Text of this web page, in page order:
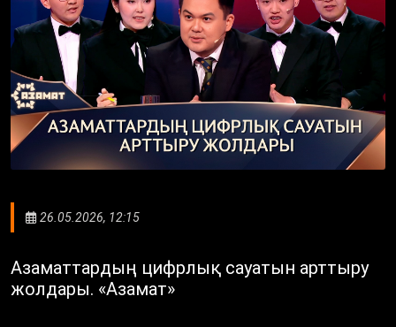
26.05.2026, 12:15
Азаматтардың цифрлық сауатын арттыру
жолдары. «Азамат»